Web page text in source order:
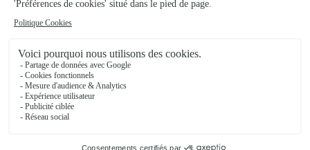
04/05/2026
★ ★ ★ ★ ★
Service de qualité et de confiance
Service de qualité et de confiance. Je recommande.